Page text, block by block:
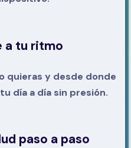
a tu ritmo
quieras y desde donde
día a día sin presión.
paso a paso